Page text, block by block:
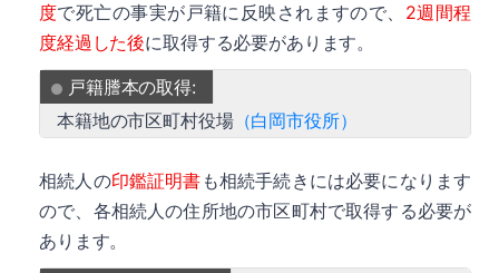
度で死亡の事実が戸籍に反映されますので、 2週間程
度経過した後に取得する必要があります。
戸籍謄本の取得:
本籍地の市区町村役場（白岡市役所）
相続人の印鑑証明書 も相続手続きには必要になります
ので、各相続人の住所地の市区町村で取得する必要が
あります。